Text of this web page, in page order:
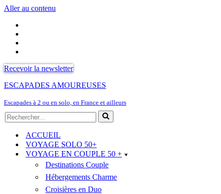
Aller au contenu
Recevoir la newsletter
ESCAPADES AMOUREUSES
Escapades à 2 ou en solo, en France et ailleurs
Rechercher...
ACCUEIL
VOYAGE SOLO 50+
VOYAGE EN COUPLE 50 +
Destinations Couple
Hébergements Charme
Croisières en Duo